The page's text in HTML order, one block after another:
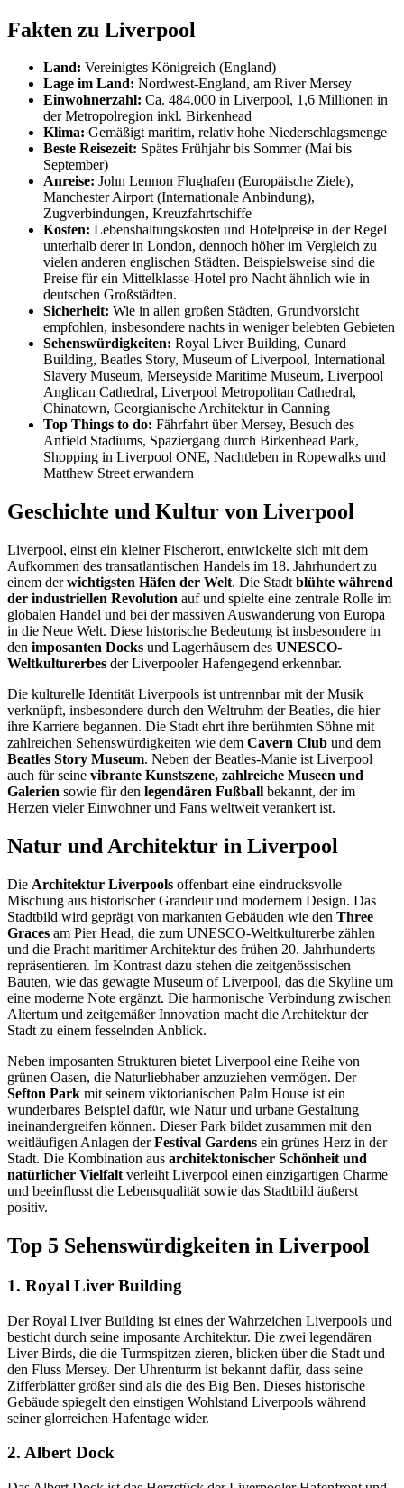
Fakten zu Liverpool
Land: Vereinigtes Königreich (England)
Lage im Land: Nordwest-England, am River Mersey
Einwohnerzahl: Ca. 484.000 in Liverpool, 1,6 Millionen in
der Metropolregion inkl. Birkenhead
Klima: Gemäßigt maritim, relativ hohe Niederschlagsmenge
Beste Reisezeit: Spätes Frühjahr bis Sommer (Mai bis
September)
Anreise: John Lennon Flughafen (Europäische Ziele),
Manchester Airport (Internationale Anbindung),
Zugverbindungen, Kreuzfahrtschiffe
Kosten: Lebenshaltungskosten und Hotelpreise in der Regel
unterhalb derer in London, dennoch höher im Vergleich zu
vielen anderen englischen Städten. Beispielsweise sind die
Preise für ein Mittelklasse-Hotel pro Nacht ähnlich wie in
deutschen Großstädten.
Sicherheit: Wie in allen großen Städten, Grundvorsicht
empfohlen, insbesondere nachts in weniger belebten Gebieten
Sehenswürdigkeiten: Royal Liver Building, Cunard
Building, Beatles Story, Museum of Liverpool, International
Slavery Museum, Merseyside Maritime Museum, Liverpool
Anglican Cathedral, Liverpool Metropolitan Cathedral,
Chinatown, Georgianische Architektur in Canning
Top Things to do: Fährfahrt über Mersey, Besuch des
Anfield Stadiums, Spaziergang durch Birkenhead Park,
Shopping in Liverpool ONE, Nachtleben in Ropewalks und
Matthew Street erwandern
Geschichte und Kultur von Liverpool
Liverpool, einst ein kleiner Fischerort, entwickelte sich mit dem
Aufkommen des transatlantischen Handels im 18. Jahrhundert zu
einem derwichtigsten Häfen der Welt. Die Stadt blühte während
der industriellen Revolution auf und spielte eine zentrale Rolle im
globalen Handel und bei der massiven Auswanderung von Europa
in die Neue Welt. Diese historische Bedeutung ist insbesondere in
den imposanten Docks und Lagerhäusern des UNESCO-
Weltkulturerbes der Liverpooler Hafengegend erkennbar.
Die kulturelle Identität Liverpools ist untrennbar mit der Musik
verknüpft, insbesondere durch den Weltruhm der Beatles, die hier
ihre Karriere begannen. Die Stadt ehrt ihre berühmten Söhne mit
zahlreichen Sehenswürdigkeiten wie dem Cavern Club und dem
Beatles Story Museum. Neben der Beatles-Manie ist Liverpool
auch für seine vibrante Kunstszene, zahlreiche Museen und
Galerien sowie für den legendären Fußball bekannt, der im
Herzen vieler Einwohner und Fans weltweit verankert ist.
Natur und Architektur in Liverpool
Die Architektur Liverpools offenbart eine eindrucksvolle
Mischung aus historischer Grandeur und modernem Design. Das
Stadtbild wird geprägt von markanten Gebäuden wie den Three
Graces am Pier Head, die zum UNESCO-Weltkulturerbe zählen
und die Pracht maritimer Architektur des frühen 20. Jahrhunderts
repräsentieren. Im Kontrast dazu stehen die zeitgenössischen
Bauten, wie das gewagte Museum of Liverpool, das die Skyline um
eine moderne Note ergänzt. Die harmonische Verbindung zwischen
Altertum und zeitgemäßer Innovation macht die Architektur der
Stadt zu einem fesselnden Anblick.
Neben imposanten Strukturen bietet Liverpool eine Reihe von
grünen Oasen, die Naturliebhaber anzuziehen vermögen. Der
Sefton Park mit seinem viktorianischen Palm House ist ein
wunderbares Beispiel dafür, wie Natur und urbane Gestaltung
ineinandergreifen können. Dieser Park bildet zusammen mit den
weitläufigen Anlagen derFestival Gardens ein grünes Herz in der
Stadt. Die Kombination aus architektonischer Schönheit und
natürlicher Vielfalt verleiht Liverpool einen einzigartigen Charme
und beeinflusst die Lebensqualität sowie das Stadtbild äußerst
positiv.
Top 5 Sehenswürdigkeiten in Liverpool
1. Royal Liver Building
Der Royal Liver Building ist eines der Wahrzeichen Liverpools und
besticht durch seine imposante Architektur. Die zwei legendären
Liver Birds, die die Turmspitzen zieren, blicken über die Stadt und
den Fluss Mersey. Der Uhrenturm ist bekannt dafür, dass seine
Zifferblätter größer sind als die des Big Ben. Dieses historische
Gebäude spiegelt den einstigen Wohlstand Liverpools während
seiner glorreichen Hafentage wider.
2. Albert Dock